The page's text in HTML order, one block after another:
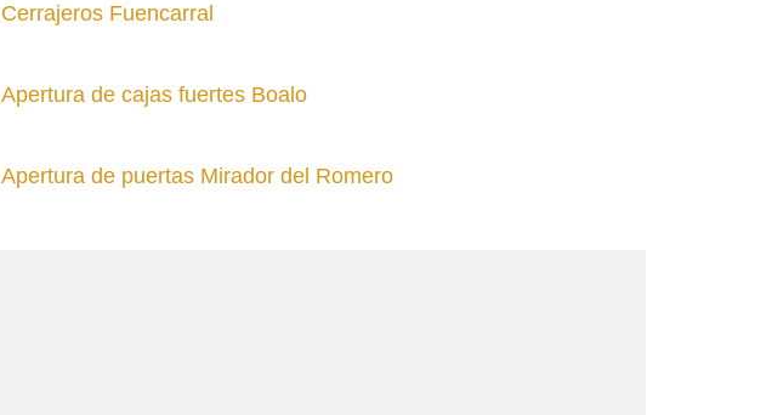
Cerrajeros Fuencarral
Apertura de cajas fuertes Boalo
Apertura de puertas Mirador del Romero